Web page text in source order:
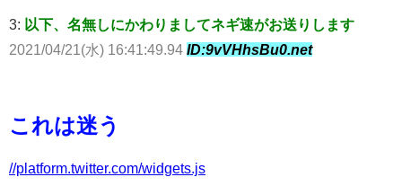
3: 以下、名無しにかわりましてネギ速がお送りします
2021/04/21(水) 16:41:49.94 ID:9vVHhsBu0.net
これは迷う
//platform.twitter.com/widgets.js